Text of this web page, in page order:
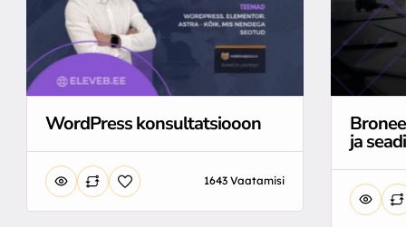
WordPress konsultatsiooon
1643 Vaatamisi
ja